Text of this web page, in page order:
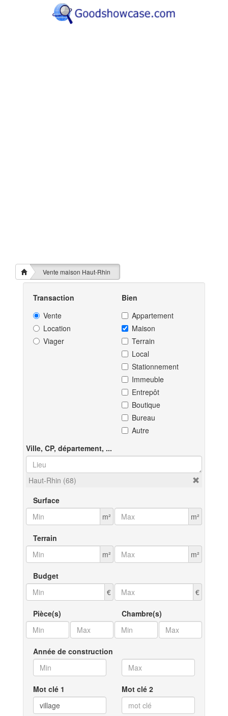
Vente maison Haut-Rhin
Transaction
Vente
Location
Viager
Bien
Appartement
Maison
Terrain
Local
Stationnement
Immeuble
Entrepôt
Boutique
Bureau
Autre
Ville, CP, département, ...
Haut-Rhin (68)
Surface
m²
m²
Terrain
m²
m²
Budget
€
€
Pièce(s) Chambre(s)
Année de construction
Mot clé 1 Mot clé 2